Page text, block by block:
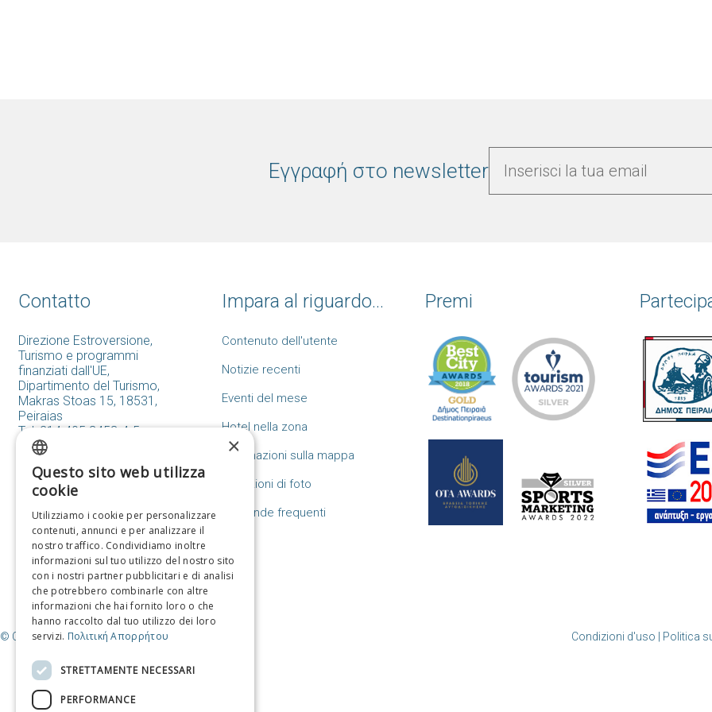
Εγγραφή στο newsletter
Contatto
Direzione Estroversione,
Turismo e programmi
finanziati dall'UE,
Dipartimento del Turismo,
Makras Stoas 15, 18531,
Peiraias
Tel: 214.405.3453-4-5
tourismos@piraeus.gov.gr
Modulo di contatto
Impara al riguardo...
Contenuto dell'utente
Notizie recenti
Eventi del mese
Hotel nella zona
Destinazioni sulla mappa
Collezioni di foto
Domande frequenti
Premi
© Copyright Destinazione Pireo / Comune del Pireo Condizioni d'uso | Politica
GREEK
FRENCH
ITALIAN
GERMAN
SPANISH
CHINESE (SIMPLIFIED)
CHINESE
×
Questo sito web utilizza
cookie
Utilizziamo i cookie per personalizzare
contenuti, annunci e per analizzare il
nostro traffico. Condividiamo inoltre
informazioni sul tuo utilizzo del nostro sito
con i nostri partner pubblicitari e di analisi
che potrebbero combinarle con altre
informazioni che hai fornito loro o che
hanno raccolto dal tuo utilizzo dei loro
servizi. Πολιτική Απορρήτου
STRETTAMENTE NECESSARI
PERFORMANCE